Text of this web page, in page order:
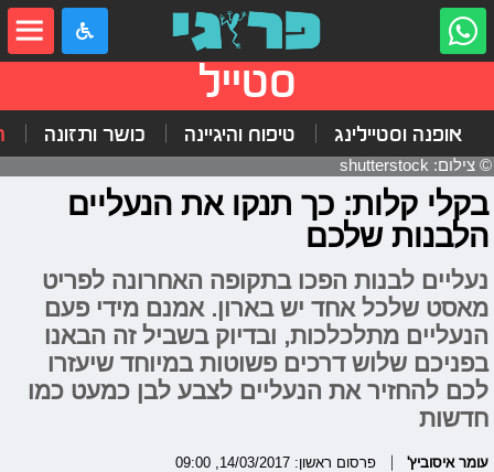
סטייל
אופנה וסטיילינג טיפוח והיגיינה כושר ותזונה
© צילום: shutterstock
בקלי קלות: כך תנקו את הנעליים
הלבנות שלכם
נעליים לבנות הפכו בתקופה האחרונה לפריט
מאסט שלכל אחד יש בארון. אמנם מידי פעם
הנעליים מתלכלכות, ובדיוק בשביל זה הבאנו
בפניכם שלוש דרכים פשוטות במיוחד שיעזרו
לכם להחזיר את הנעליים לצבע לבן כמעט כמו
חדשות
עומר איסוביץ' פרסום ראשון: 14/03/2017, 09:00